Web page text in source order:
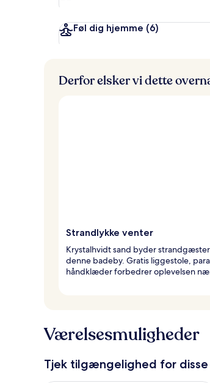
Føl dig hjemme (6)
Derfor elsker vi dette
Strandlykke venter
Krystalhvidt sand byder
denne badeby. Gratis liggestole,
håndklæder forbedrer oplevelsen
Værelsesmuligheder
Tjek tilgængelighed for